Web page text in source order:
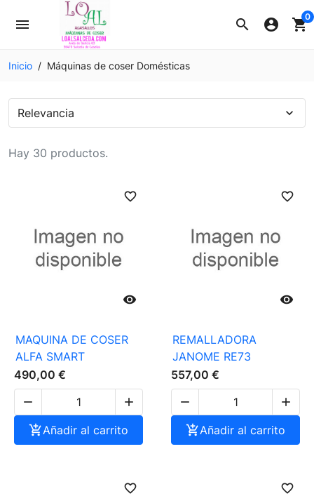
search
menu account_circle shopping_cart0
Inicio Máquinas de coser Domésticas
Hay 30 productos.
Relevancia expand_more

favorite_border
MAQUINA DE COSER
ALFA SMART
490,00 €


Añadir al carrito

favorite_border
REMALLADORA
JANOME RE73
557,00 €


Añadir al carrito
favorite_border favorite_border